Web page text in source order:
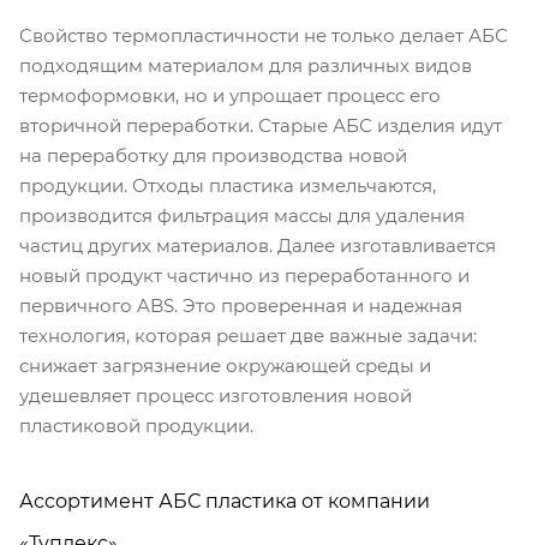
Свойство термопластичности не только делает АБС
подходящим материалом для различных видов
термоформовки, но и упрощает процесс его
вторичной переработки. Старые АБС изделия идут
на переработку для производства новой
продукции. Отходы пластика измельчаются,
производится фильтрация массы для удаления
частиц других материалов. Далее изготавливается
новый продукт частично из переработанного и
первичного ABS. Это проверенная и надежная
технология, которая решает две важные задачи:
снижает загрязнение окружающей среды и
удешевляет процесс изготовления новой
пластиковой продукции.
Ассортимент АБС пластика от компании